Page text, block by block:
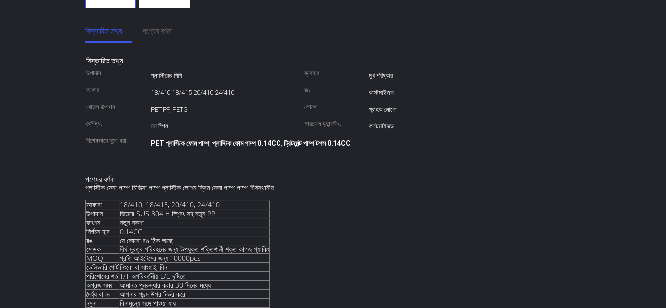
বিস্তারিত তথ্য পণ্যের বর্ণনা
বিস্তারিত তথ্য
উপাদান: প্লাস্টিকের পিপি ব্যবহার:
মুখ পরিষ্কার
আকার:
18/410 18/415 20/410 24/410 রঙ:
কাস্টমাইজড
বোতল উপাদান:
PET.PP, PETG লোগো:
গ্রাহক লোগো
বৈশিষ্ট্য:
নন স্পিল সারফেস হ্যান্ডলিং:
কাস্টমাইজড
বিশেষভাবে তুলে ধরা:
PET প্লাস্টিক ফোম পাম্প, প্লাস্টিক ফোম পাম্প 0.14CC, ট্রিটমেন্ট পাম্প টপস 0.14CC
পণ্যের বর্ণনা
প্লাস্টিক ফেনা পাম্প চিকিত্সা পাম্প প্লাস্টিক লোশন ক্রিম ফেনা পাম্প পাম্প শীর্ষস্থানীয়
আকার:
18/410, 18/415, 20/410, 24/410
উপাদান
ভিতরে SUS 304 H স্প্রিং সহ নতুন PP
ফাংশন
নতুন নকশা
নির্গমন হার
0.14CC
রঙ
যে কোনো রঙ ঠিক আছে
মোড়ক
দীর্ঘ-দূরত্ব পরিবহনের জন্য উপযুক্ত শক্তিশালী শক্ত কাগজ প্যাকিং
MOQ
প্রতি আইটেমের জন্য 10000pcs
ডেলিভারি পোর্টনিংবো বা সাংহাই, চীন
পরিশোধের শর্তT/T অপরিবর্তনীয় L/C দৃষ্টিতে
অগ্রজ সময়
আমানত পুনরুদ্ধার করার 30 দিনের মধ্যে
দৈর্ঘ্য বা নল
আপনার পছন্দ উপর নির্ভর করে
নমুনা
বিনামূল্যে সঙ্গে পাওয়া যায়